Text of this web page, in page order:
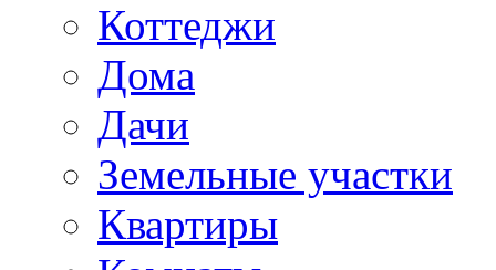
Коттеджи
Дома
Дачи
Земельные участки
Квартиры